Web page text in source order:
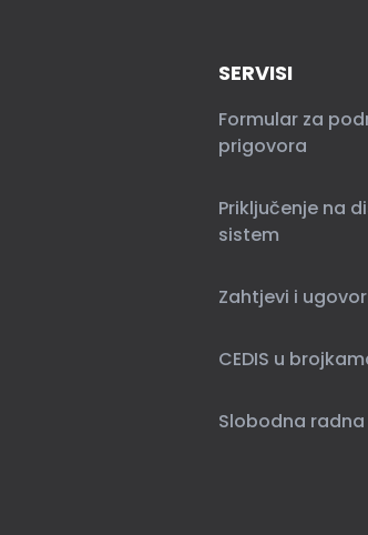
SERVISI
Formular za
prigovora
Priključenje na
sistem
Zahtjevi i
CEDIS u
Slobodna